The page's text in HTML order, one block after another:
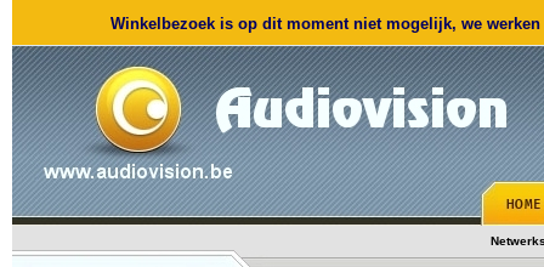
Winkelbezoek is op dit moment niet mogelijk, we